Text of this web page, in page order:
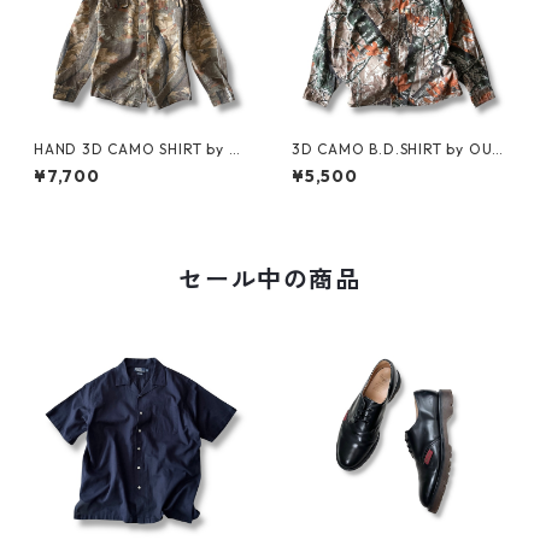
HAND 3D CAMO SHIRT by Cl
arfield Outdoors
¥7,700
3D CAMO B.D.SHIRT by OUT
FITTERS RIDGE
¥5,500
セール中の商品